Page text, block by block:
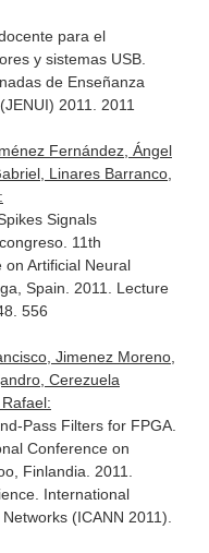
para el
y sistemas USB.
de Enseñanza
2011. 2011
Fernández, Ángel
Linares Barranco,
Signals
11th
Artificial Neural
Spain. 2011. Lecture
556
Jimenez Moreno,
Cerezuela
Pass Filters for FPGA.
Conference on
Finlandia. 2011.
International
(ICANN 2011).